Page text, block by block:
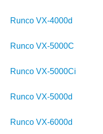
Runco VX-4000d
Runco VX-5000C
Runco VX-5000Ci
Runco VX-5000d
Runco VX-6000d